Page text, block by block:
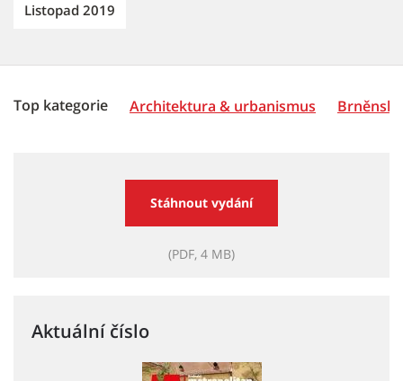
Listopad 2019
Top kategorie Architektura & urbanismus
Stáhnout vydání
(PDF, 4 MB)
Aktuální číslo